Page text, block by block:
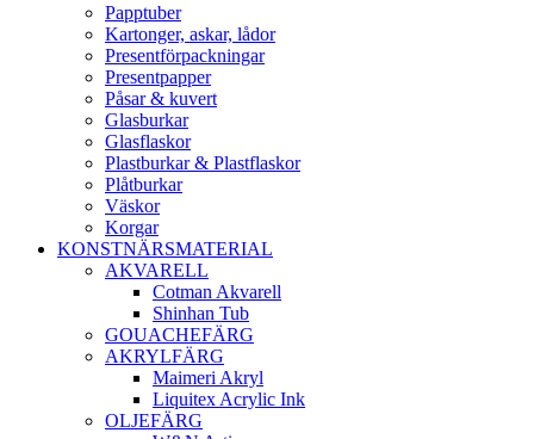
Papptuber
Kartonger, askar, lådor
Presentförpackningar
Presentpapper
Påsar & kuvert
Glasburkar
Glasflaskor
Plastburkar & Plastflaskor
Plåtburkar
Väskor
Korgar
KONSTNÄRSMATERIAL
AKVARELL
Cotman Akvarell
Shinhan Tub
GOUACHEFÄRG
AKRYLFÄRG
Maimeri Akryl
Liquitex Acrylic Ink
OLJEFÄRG